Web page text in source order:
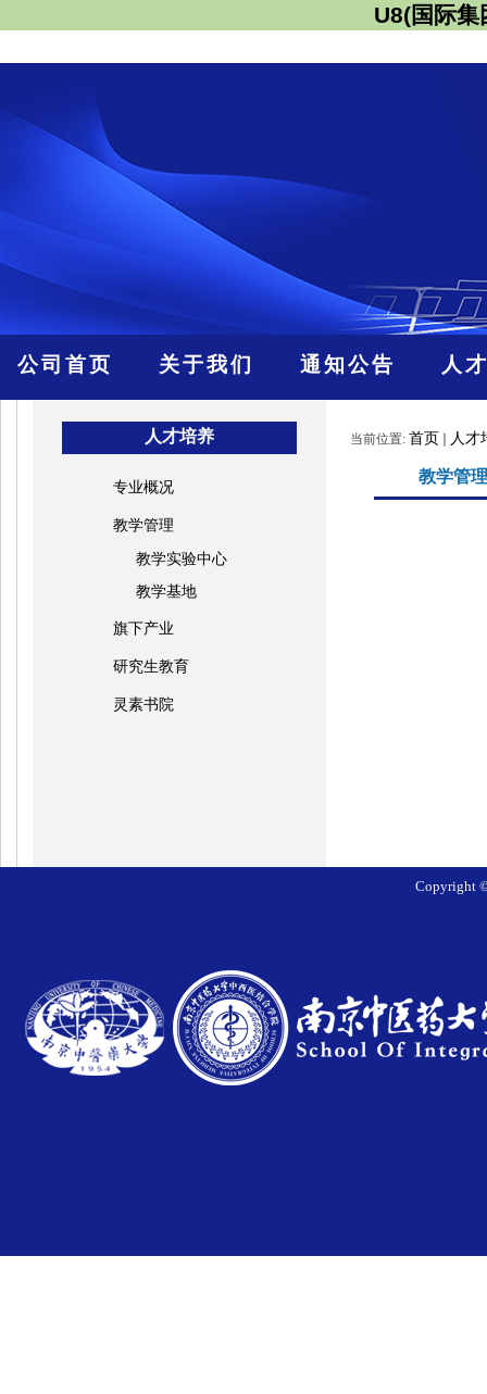
U8(国际集
公司首页 关于我们 通知公告 人
人才培养
专业概况
教学管理
教学实验中心
教学基地
旗下产业
研究生教育
灵素书院
当前位置: 首页 人才
教学管理
Copyright